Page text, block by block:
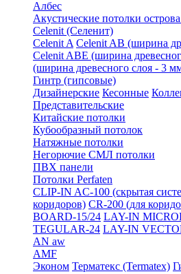
Албес
Акустические потолки
Celenit (Селенит)
Celenit A Celenit AB (ширина
Celenit ABE (ширина
(ширина древесного слоя - 3
Гинтр (гипсовые)
Дизайнерские Кесонные
Представительские
Китайские потолки
Кубообразный потолок
Натяжные потолки
Негорючие СМЛ потолки
ПВХ панели
Потолки Perfaten
CLIP-IN AC-100 (скрытая
коридоров) CR-200 (для
BOARD-15/24 LAY-IN
TEGULAR-24 LAY-IN
AN aw
AMF
Эконом Терматекс (Termatex)